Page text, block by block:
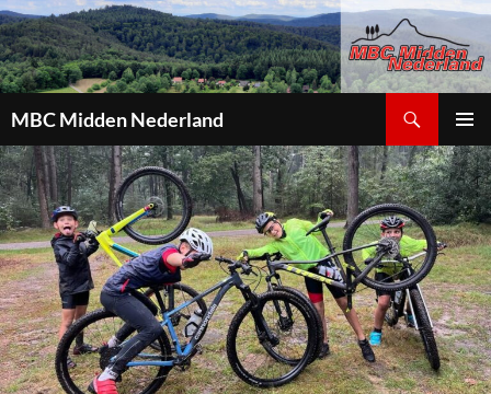
MBC Midden Nederland
MENU
NAAR
DE
INHOUD